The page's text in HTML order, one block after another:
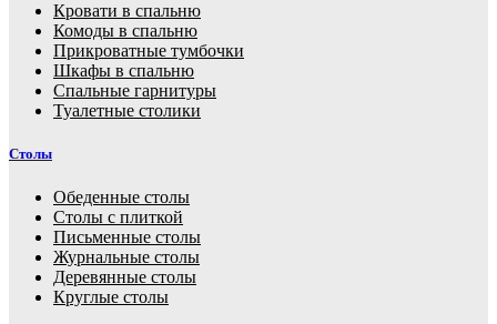
Кровати в спальню
Комоды в спальню
Прикроватные тумбочки
Шкафы в спальню
Спальные гарнитуры
Туалетные столики
Столы
Обеденные столы
Столы с плиткой
Письменные столы
Журнальные столы
Деревянные столы
Круглые столы